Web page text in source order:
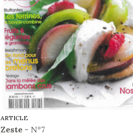
ARTICLE
Zeste- N°7